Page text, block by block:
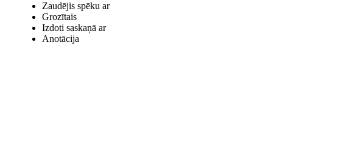
Zaudējis spēku ar
Grozītais
Izdoti saskaņā ar
Anotācija